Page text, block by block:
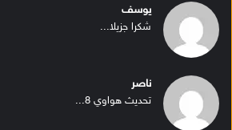
يوسف
شكرا جزيلا...
ناصر
تحديث هواوي 8...